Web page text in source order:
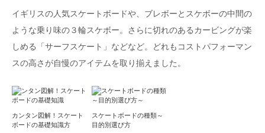
イギリスの人気スケートボードや、ブレボーとスケボーの中間の
ような乗り味の３輪スケボー。さらに切れのあるカービングが楽
しめる「サーフスケート」などなど。どれもコストパフォーマン
スの高さが自慢のアイテムを取り揃えました。
カンタン図解！スケート
ボードの基礎知識方
スケートボードの種類～
目的別選び方